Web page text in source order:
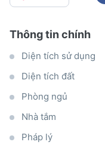
Thông tin chính
Diện tích sử dụng
Diện tích đất
Phòng ngủ
Nhà tắm
Pháp lý